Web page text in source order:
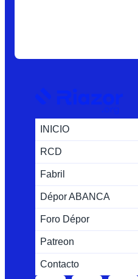
INICIO
RCD
Fabril
Dépor ABANCA
Foro Dépor
Patreon
Contacto